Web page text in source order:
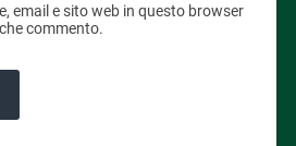
email e sito web in questo browser
commento.